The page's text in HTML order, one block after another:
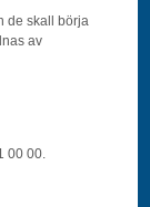
de skall börja
av
00 00.